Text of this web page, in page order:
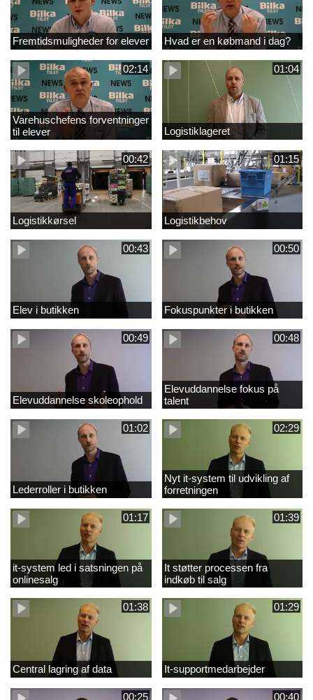
Fremtidsmuligheder for elever Hvad er en købmand i dag?
02:14
Varehuschefens forventninger
til elever
01:04
Logistiklageret
00:42
Logistikkørsel
01:15
Logistikbehov
00:43
Elev i butikken
00:50
Fokuspunkter i butikken
00:49
Elevuddannelse skoleophold
00:48
Elevuddannelse fokus på
talent
01:02
Lederroller i butikken
02:29
Nyt it-system til udvikling af
forretningen
01:17
it-system led i satsningen på
onlinesalg
01:39
It støtter processen fra
indkøb til salg
01:38
Central lagring af data
01:29
It-supportmedarbejder
00:25 00:40